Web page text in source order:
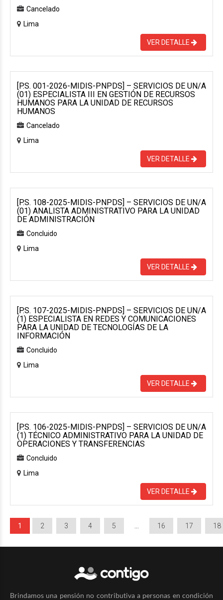
Cancelado
Lima
VER DETALLE
[P.S. 001-2026-MIDIS-PNPDS] – SERVICIOS DE UN/A
(01) ESPECIALISTA III EN GESTIÓN DE RECURSOS
HUMANOS PARA LA UNIDAD DE RECURSOS
HUMANOS
Cancelado
Lima
VER DETALLE
[P.S. 108-2025-MIDIS-PNPDS] – SERVICIOS DE UN/A
(01) ANALISTA ADMINISTRATIVO PARA LA UNIDAD
DE ADMINISTRACIÓN
Concluido
Lima
VER DETALLE
[P.S. 107-2025-MIDIS-PNPDS] – SERVICIOS DE UN/A
(1) ESPECIALISTA EN REDES Y COMUNICACIONES
PARA LA UNIDAD DE TECNOLOGÍAS DE LA
INFORMACIÓN
Concluido
Lima
VER DETALLE
[P.S. 106-2025-MIDIS-PNPDS] – SERVICIOS DE UN/A
(1) TÉCNICO ADMINISTRATIVO PARA LA UNIDAD DE
OPERACIONES Y TRANSFERENCIAS
Concluido
Lima
VER DETALLE
1 2 3 4 5 16 17 18
Brindamos una pensión no contributiva a personas en condición